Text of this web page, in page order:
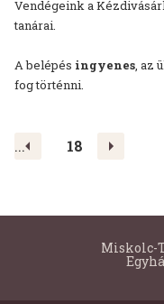
Vendégeink a
tanárai.
A belépés ingyenes, az
fog történni.
... 18
Miskolc-